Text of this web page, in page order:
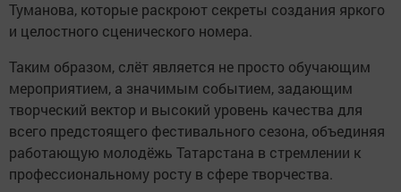
Туманова, которые раскроют секреты создания яркого
и целостного сценического номера.
Таким образом, слёт является не просто обучающим
мероприятием, а значимым событием, задающим
творческий вектор и высокий уровень качества для
всего предстоящего фестивального сезона, объединяя
работающую молодёжь Татарстана в стремлении к
профессиональному росту в сфере творчества.